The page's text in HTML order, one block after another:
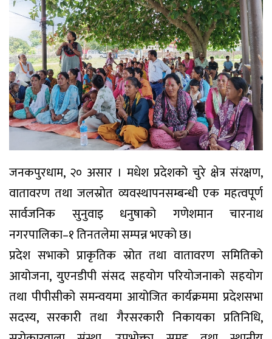
जनकपुरधाम, २० असार । मधेश प्रदेशको चुरे क्षेत्र संरक्षण,
वातावरण तथा जलस्रोत व्यवस्थापनसम्बन्धी एक महत्वपूर्ण
सार्वजनिक सुनुवाइ धनुषाको गणेशमान चारनाथ
नगरपालिका–१ तिनतलेमा सम्पन्न भएको छ।
प्रदेश सभाको प्राकृतिक स्रोत तथा वातावरण समितिको
आयोजना, युएनडीपी संसद सहयोग परियोजनाको सहयोग
तथा पीपीसीको समन्वयमा आयोजित कार्यक्रममा प्रदेशसभा
सदस्य, सरकारी तथा गैरसरकारी निकायका प्रतिनिधि,